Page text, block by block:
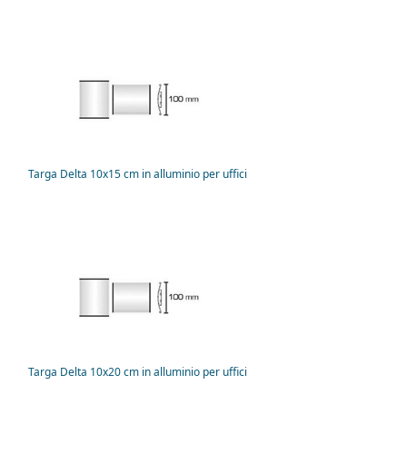
Targa Delta 10x15 cm in alluminio per uffici
Targa Delta 10x20 cm in alluminio per uffici